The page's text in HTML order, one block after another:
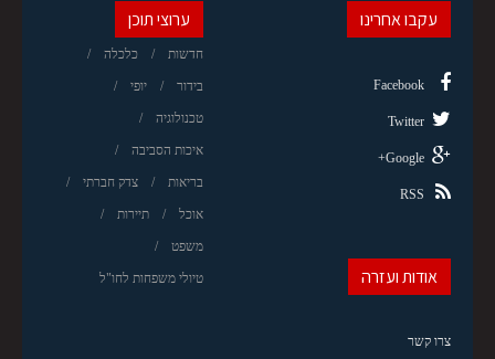
ערוצי תוכן
חדשות כלכלה
בידור יופי
טכנולוגיה
איכות הסביבה
בריאות צדק חברתי
אוכל תיירות
משפט
טיולי משפחות לחו"ל
עקבו אחרינו
Facebook
Twitter
Google+
RSS
אודות ועזרה
צרו קשר